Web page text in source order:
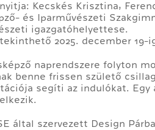
Kecskés Krisztina,
és Iparművészeti
igazgatóhelyettese.
2025. december 19-
naprendszere folyton
benne frissen születő
segíti az indulókat. Egy
által szervezett Design